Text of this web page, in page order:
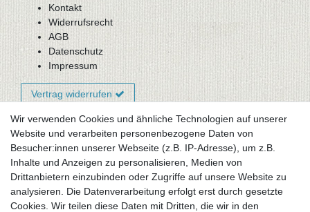
Kontakt
Widerrufsrecht
AGB
Datenschutz
Impressum
Vertrag widerrufen
Newsletter-Anmeldung
FAQ / Fragen
Mein Warenkorb
Mein Merkzettel
Mein Konto
Wir verwenden Cookies und ähnliche Technologien auf unserer
Website und verarbeiten personenbezogene Daten von
Besucher:innen unserer Webseite (z.B. IP-Adresse), um z.B.
Inhalte und Anzeigen zu personalisieren, Medien von
Drittanbietern einzubinden oder Zugriffe auf unsere Website zu
analysieren. Die Datenverarbeitung erfolgt erst durch gesetzte
Cookies. Wir teilen diese Daten mit Dritten, die wir in den